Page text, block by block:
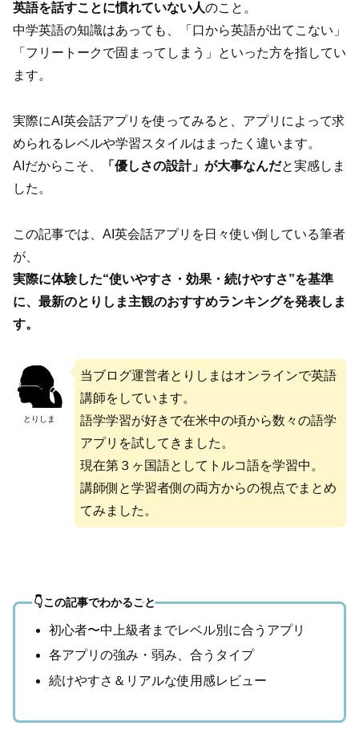
英語を話すことに慣れていない人のこと。
中学英語の知識はあっても、「口から英語が出てこない」
「フリートークで固まってしまう」といった方を指してい
ます。
実際にAI英会話アプリを使ってみると、アプリによって求
められるレベルや学習スタイルはまったく違います。
AIだからこそ、
「優しさの設計」が大事なんだと実感しま
した。
この記事では、AI英会話アプリを日々使い倒している筆者
が、
実際に体験した“使いやすさ・効果・続けやすさ”を基準
に、最新のとりしま主観のおすすめランキングを発表しま
す。
とりしま
当ブログ運営者とりしまはオンラインで英語
講師をしています。
語学学習が好きで在米中の頃から数々の語学
アプリを試してきました。
現在第３ヶ国語としてトルコ語を学習中。
講師側と学習者側の両方からの視点でまとめ
てみました。
👇この記事でわかること
初心者〜中上級者までレベル別に合うアプリ
各アプリの強み・弱み、合うタイプ
続けやすさ＆リアルな使用感レビュー